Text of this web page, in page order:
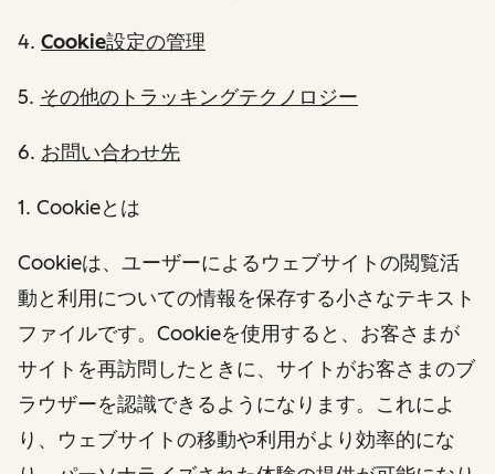
4. Cookie設定の管理
5. その他のトラッキングテクノロジー
6. お問い合わせ先
1. Cookieとは
Cookieは、ユーザーによるウェブサイトの閲覧活
動と利用についての情報を保存する小さなテキスト
ファイルです。Cookieを使用すると、お客さまが
サイトを再訪問したときに、サイトがお客さまのブ
ラウザーを認識できるようになります。これによ
り、ウェブサイトの移動や利用がより効率的にな